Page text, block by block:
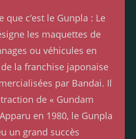
que c’est le Gunpla : Le
les maquettes de
ou véhicules en
la franchise japonaise
par Bandai. Il
de « Gundam
en 1980, le Gunpla
un grand succès